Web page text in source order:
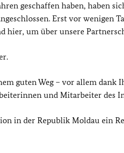
geschaffen haben, haben
Erst vor
hier, um über unsere
guten Weg – vor allem
und Mitarbeiter des
in der Republik Moldau ein